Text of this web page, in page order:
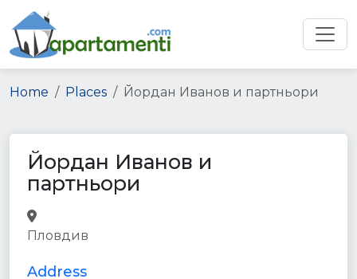
Home Places Йордан Иванов и партньори
Йордан Иванов и
партньори
Пловдив
Address